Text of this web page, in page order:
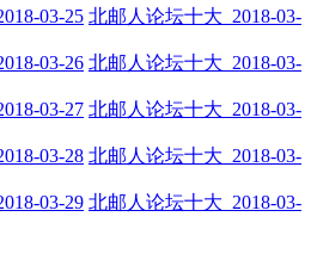
北邮人论坛十大_2018-03-
北邮人论坛十大_2018-03-
北邮人论坛十大_2018-03-
北邮人论坛十大_2018-03-
北邮人论坛十大_2018-03-